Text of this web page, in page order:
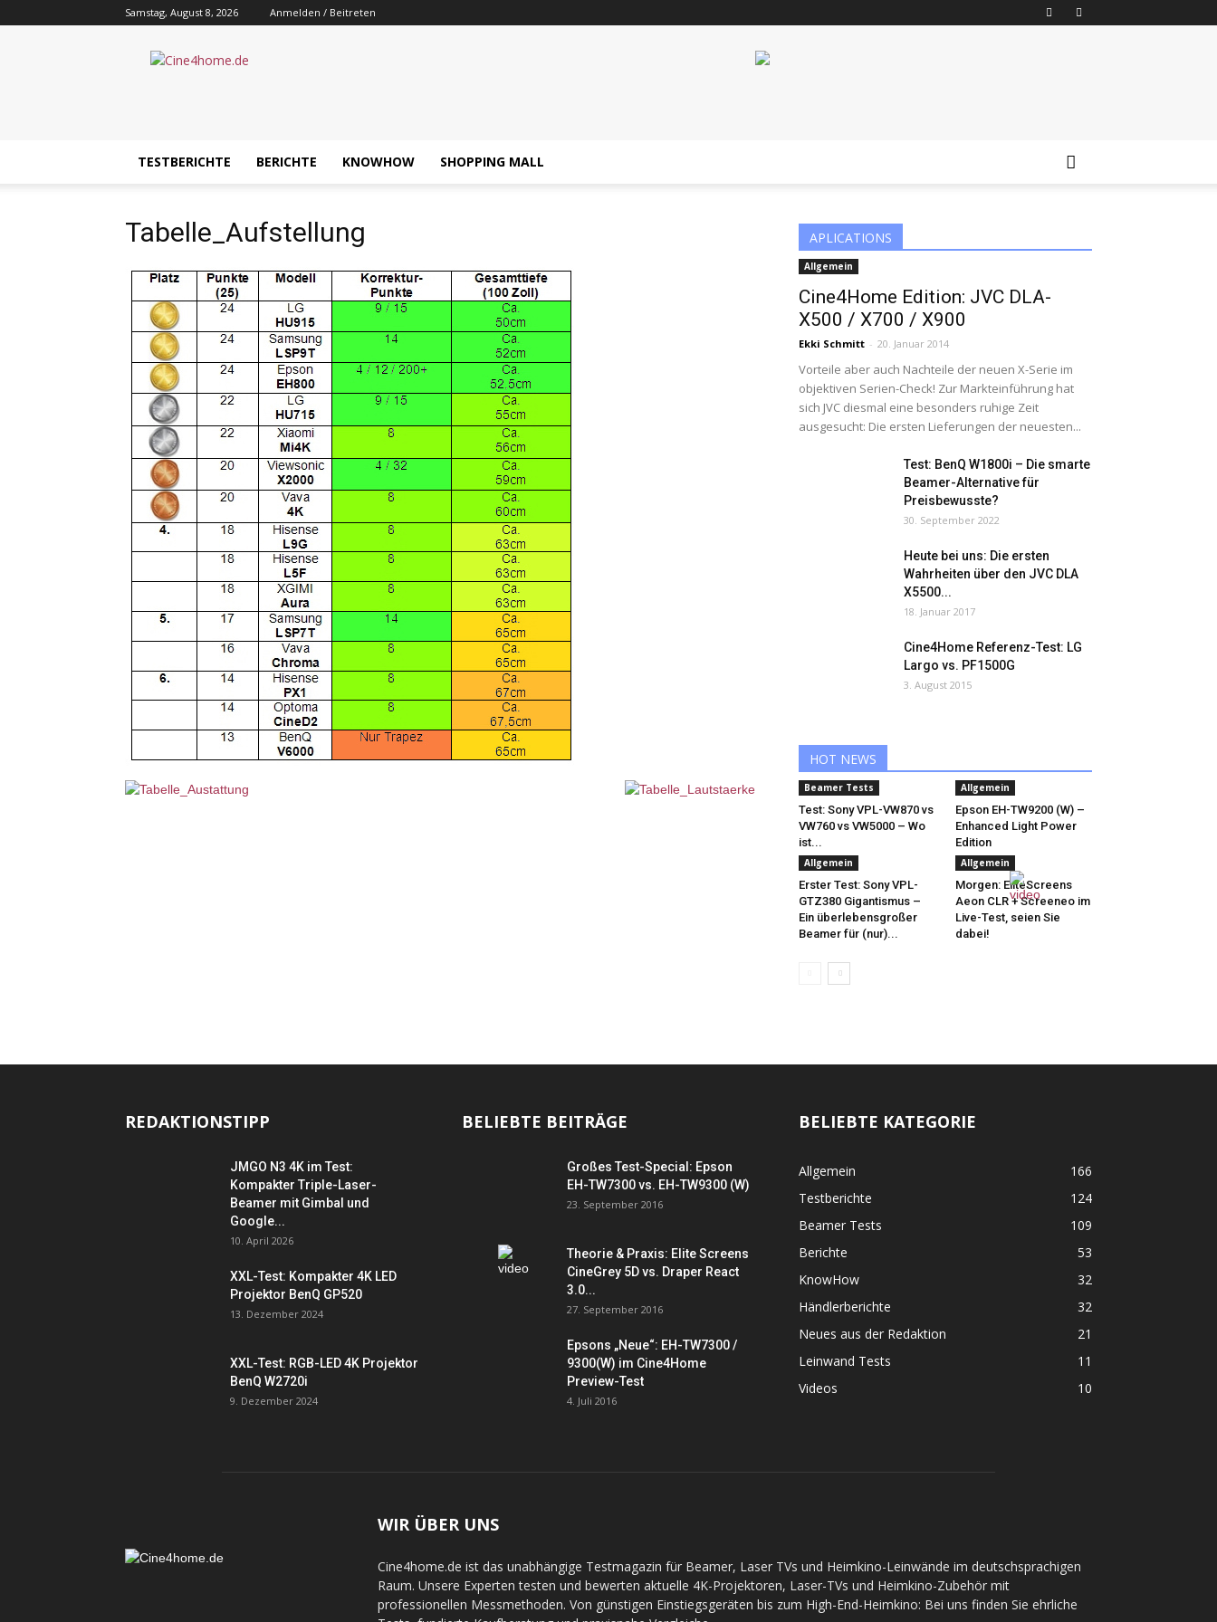
Samstag, August 8, 2026 Anmelden / Beitreten
Cine4home.de
TESTBERICHTE BERICHTE KNOWHOW SHOPPING MALL
Tabelle_Aufstellung APLICATIONS
Allgemein
Cine4Home Edition: JVC DLA-
X500 / X700 / X900
Ekki Schmitt - 20. Januar 2014
Vorteile aber auch Nachteile der neuen X-Serie im
objektiven Serien-Check! Zur Markteinführung hat
sich JVC diesmal eine besonders ruhige Zeit
ausgesucht: Die ersten Lieferungen der neuesten...
Test: BenQ W1800i – Die smarte
Beamer-Alternative für
Preisbewusste?
30. September 2022
Heute bei uns: Die ersten
Wahrheiten über den JVC DLA
X5500...
18. Januar 2017
Cine4Home Referenz-Test: LG
Largo vs. PF1500G
3. August 2015
HOT NEWS
Beamer Tests
Test: Sony VPL-VW870 vs
VW760 vs VW5000 – Wo
ist...
Allgemein
Epson EH-TW9200 (W) –
Enhanced Light Power
Edition
Allgemein
Erster Test: Sony VPL-
GTZ380 Gigantismus –
Ein überlebensgroßer
Beamer für (nur)...
Allgemein
Morgen: EliteScreens
Aeon CLR + Screeneo im
Live-Test, seien Sie
dabei!
REDAKTIONSTIPP
JMGO N3 4K im Test:
Kompakter Triple-Laser-
Beamer mit Gimbal und
Google...
10. April 2026
XXL-Test: Kompakter 4K LED
Projektor BenQ GP520
13. Dezember 2024
XXL-Test: RGB-LED 4K Projektor
BenQ W2720i
9. Dezember 2024
BELIEBTE BEITRÄGE
Großes Test-Special: Epson
EH-TW7300 vs. EH-TW9300 (W)
23. September 2016
Theorie & Praxis: Elite Screens
CineGrey 5D vs. Draper React
3.0...
27. September 2016
Epsons „Neue“: EH-TW7300 /
9300(W) im Cine4Home
Preview-Test
4. Juli 2016
BELIEBTE KATEGORIE
Allgemein
166
Testberichte
124
Beamer Tests
109
Berichte
53
KnowHow
32
Händlerberichte
32
Neues aus der Redaktion
21
Leinwand Tests
11
Videos
10
WIR ÜBER UNS
Cine4home.de ist das unabhängige Testmagazin für Beamer, Laser TVs und Heimkino-Leinwände im deutschsprachigen
Raum. Unsere Experten testen und bewerten aktuelle 4K-Projektoren, Laser-TVs und Heimkino-Zubehör mit
professionellen Messmethoden. Von günstigen Einstiegsgeräten bis zum High-End-Heimkino: Bei uns finden Sie ehrliche